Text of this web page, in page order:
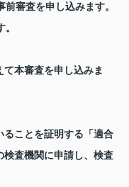
審査を申し込みます。
本審査を申し込みま
ことを証明する「適合
査機関に申請し、検査